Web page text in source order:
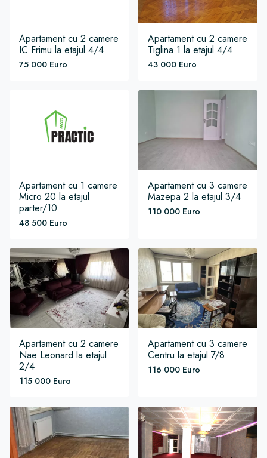
Apartamentcu 2 camere
IC Frimu la etajul 4/4
75 000 Euro
Apartamentcu 2 camere
Tiglina 1 la etajul 4/4
43 000 Euro
Apartamentcu 1 camere
Micro 20 la etajul
parter/10
48 500 Euro
Apartamentcu 3 camere
Mazepa 2 la etajul 3/4
110 000 Euro
Apartamentcu 2 camere
Nae Leonard la etajul
2/4
115 000 Euro
Apartamentcu 3 camere
Centru la etajul 7/8
116 000 Euro